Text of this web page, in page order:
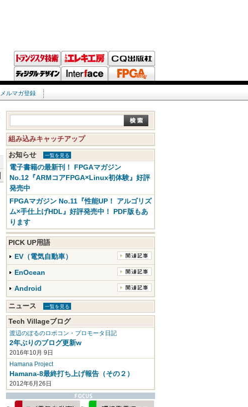
メルマガ登録
組み込みキャッチアップ
お知らせ 一覧を見る
電子書籍の最新刊！ FPGAマガジン
No.12『ARMコアFPGA×Linux初体験』好評
発売中
FPGAマガジン No.11『性能UP！ アルゴリズ
ム×手仕上げHDL』好評発売中！ PDF版もあ
ります
PICK UP用語
EV（電気自動車）
EnOcean
Android
ニュース 一覧を見る
Tech Villageブログ
渡辺のぼるのロボコン・プロモータ日記
2年ぶりのブログ更新w
2016年10月 9日
Hamana Project
Hamana-8最終打ち上げ報告（その２）
2012年6月26日